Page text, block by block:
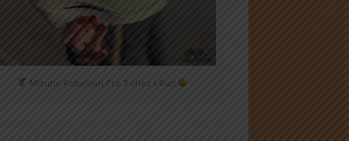
Mizuno Rebellion Pro 3 chez i-Run